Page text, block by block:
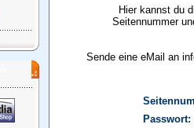
Hier kannst du
Seitennummer
Sende eine eMail an
Passwort: